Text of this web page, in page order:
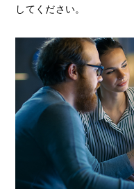
してください。